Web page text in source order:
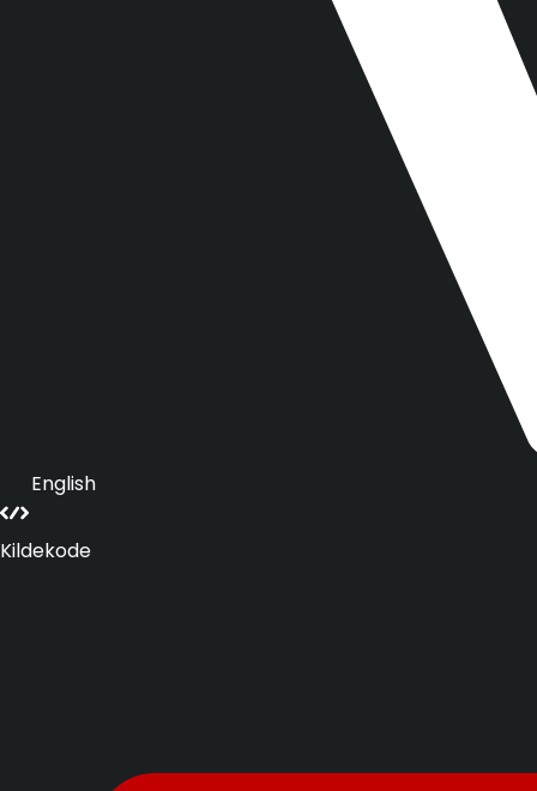
English
Kildekode